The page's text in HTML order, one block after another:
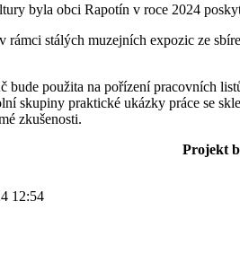
byla obci Rapotín v roce 2024
stálých muzejních expozic ze
bude použita na pořízení pracovních
skupiny praktické ukázky práce se
zkušenosti.
Projekt
12:54